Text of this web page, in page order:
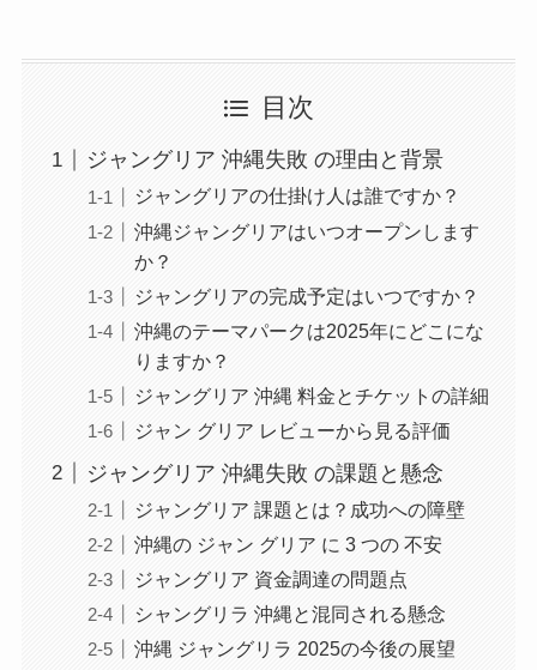
目次
ジャングリア 沖縄失敗 の理由と背景
ジャングリアの仕掛け人は誰ですか？
沖縄ジャングリアはいつオープンします
か？
ジャングリアの完成予定はいつですか？
沖縄のテーマパークは2025年にどこにな
りますか？
ジャングリア 沖縄 料金とチケットの詳細
ジャン グリア レビューから見る評価
ジャングリア 沖縄失敗 の課題と懸念
ジャングリア 課題とは？成功への障壁
沖縄の ジャン グリア に 3 つの 不安
ジャングリア 資金調達の問題点
シャングリラ 沖縄と混同される懸念
沖縄 ジャングリラ 2025の今後の展望